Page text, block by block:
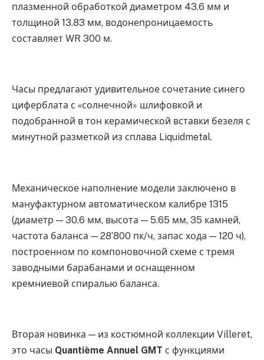
плазменной обработкой диаметром 43.6 мм и
толщиной 13.83 мм, водонепроницаемость
составляет WR 300 м.
Часы предлагают удивительное сочетание синего
циферблата с «солнечной» шлифовкой и
подобранной в тон керамической вставки безеля с
минутной разметкой из сплава Liquidmetal.
Механическое наполнение модели заключено в
мануфактурном автоматическом калибре 1315
(диаметр — 30.6 мм, высота — 5.65 мм, 35 камней,
частота баланса — 28’800 пк/ч, запас хода — 120 ч),
построенном по компоновочной схеме с тремя
заводными барабанами и оснащенном
кремниевой спиралью баланса.
Вторая новинка — из костюмной коллекции Villeret,
это часы Quantième Annuel GMT с функциями